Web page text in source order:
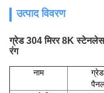
उत्पाद विवरण
ग्रेड 304 मिरर 8K
रंग
नाम